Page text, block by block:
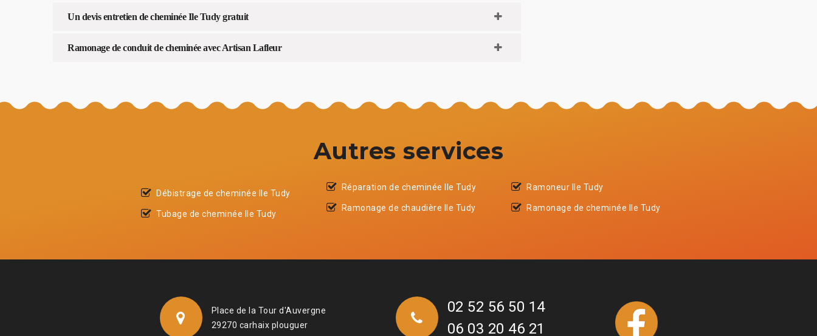
Un devis entretien de cheminée Ile Tudy gratuit
Ramonage de conduit de cheminée avec Artisan Lafleur
Autres services
Débistrage de cheminée Ile Tudy
Tubage de cheminée Ile Tudy
Réparation de cheminée Ile Tudy
Ramonage de chaudière Ile Tudy
Ramoneur Ile Tudy
Ramonage de cheminée Ile Tudy
Place de la Tour d'Auvergne
29270 carhaix plouguer
02 52 56 50 14
06 03 20 46 21